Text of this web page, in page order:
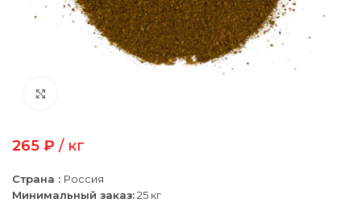
265 ₽ / кг
Страна : Россия
Минимальный заказ:25 кг